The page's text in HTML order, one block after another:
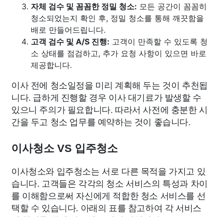
자체 검수 및 꼼꼼한 정밀 청소: 모든 공간이 꼼꼼히
청소되었는지 확인 후, 정밀 청소를 통해 깨끗함을
배로 만들어드립니다.
고객 검수 및 A/S 진행: 고객이 만족할 수 있도록 청
소 상태를 점검하고, 추가 요청 사항이 있으면 바로
제공합니다.
이사 전에 청소일정을 미리 계획해 두는 것이 추천됩
니다. 급하게 진행할 경우 이사 대기료가 발생할 수
있으니 주의가 필요합니다. 따라서 사전에 충분한 시
간을 두고 청소 업무를 예약하는 것이 좋습니다.
이사청소 VS 입주청소
이사청소와 입주청소는 서로 다른 목적을 가지고 있
습니다. 고객들은 각각의 청소 서비스의 특성과 차이
를 이해함으로써 자신에게 적합한 청소 서비스를 선
택할 수 있습니다. 아래의 표를 참고하여 각 서비스